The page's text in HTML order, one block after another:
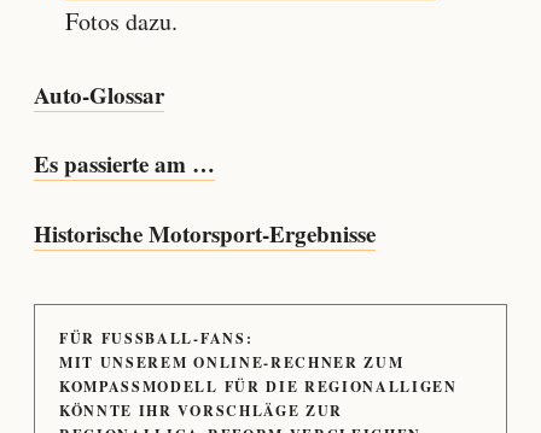
Fotos dazu.
Auto-Glossar
Es passierte am …
Historische Motorsport-Ergebnisse
FÜR FUSSBALL-FANS:
MIT UNSEREM ONLINE-RECHNER ZUM
KOMPASSMODELL FÜR DIE REGIONALLIGEN
KÖNNTE IHR VORSCHLÄGE ZUR